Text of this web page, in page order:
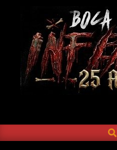
DO
INFERNO
Navigation